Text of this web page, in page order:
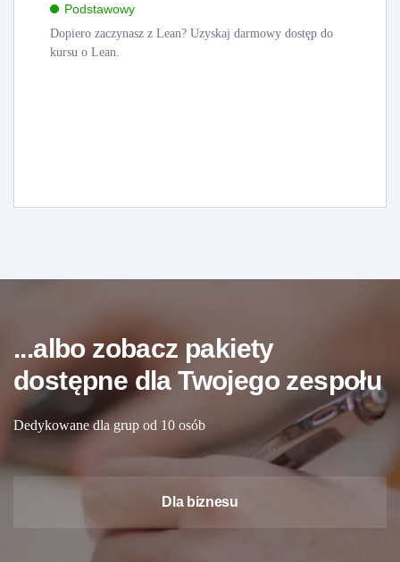
Podstawowy
Dopiero zaczynasz z Lean? Uzyskaj darmowy dostęp do
kursu o Lean.
...albo zobacz pakiety
dostępne dla Twojego zespołu
Dedykowane dla grup od 10 osób
Dla biznesu